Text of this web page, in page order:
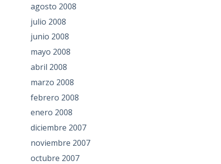
agosto 2008
julio 2008
junio 2008
mayo 2008
abril 2008
marzo 2008
febrero 2008
enero 2008
diciembre 2007
noviembre 2007
octubre 2007